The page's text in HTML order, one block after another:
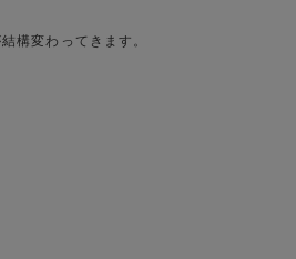
構変わってきます。